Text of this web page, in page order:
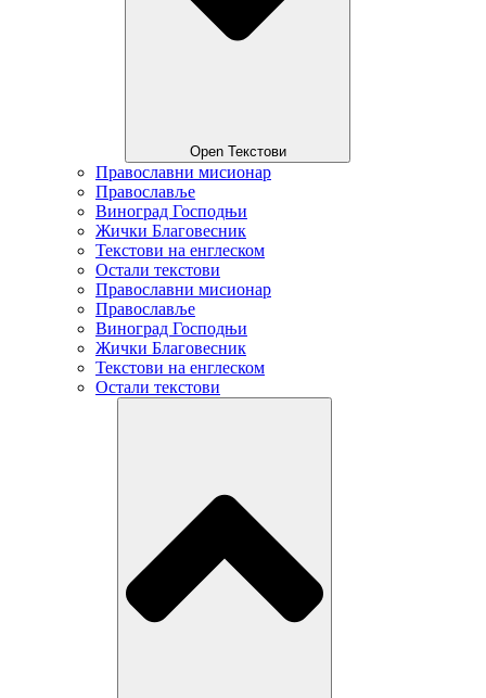
Open Текстови
Православни мисионар
Православље
Виноград Господњи
Жички Благовесник
Текстови на енглеском
Остали текстови
Православни мисионар
Православље
Виноград Господњи
Жички Благовесник
Текстови на енглеском
Остали текстови